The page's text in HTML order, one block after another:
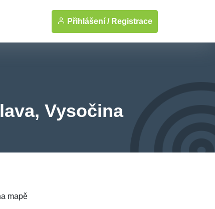
Přihlášení / Registrace
Vysočina
mapě